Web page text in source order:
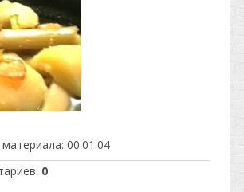
: 00:01:04
: 0